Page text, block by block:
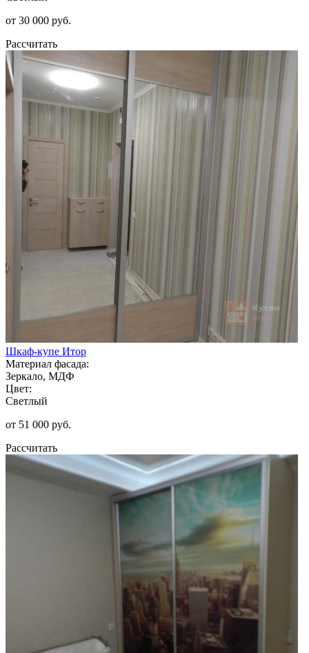
от 30 000 руб.
Рассчитать
Шкаф-купе Итор
Материал фасада:
Зеркало, МДФ
Цвет:
Светлый
от 51 000 руб.
Рассчитать